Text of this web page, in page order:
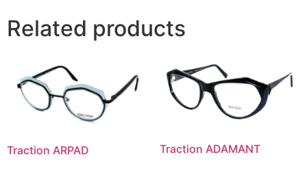
Related products
Traction ARPAD Traction ADAMANT